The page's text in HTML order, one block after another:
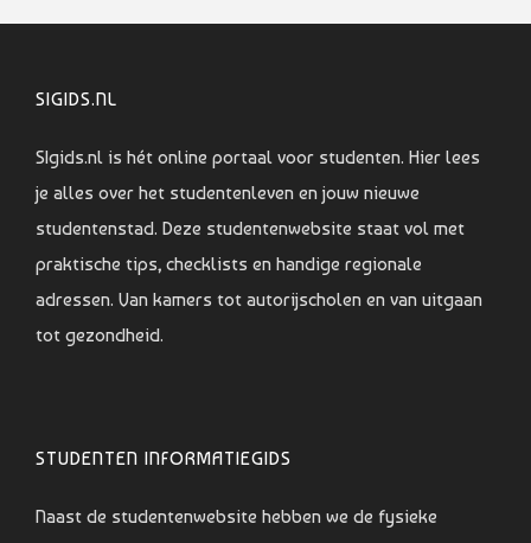
SIGIDS.NL
SIgids.nl is hét online portaal voor studenten. Hier lees
je alles over het studentenleven en jouw nieuwe
studentenstad. Deze studentenwebsite staat vol met
praktische tips, checklists en handige regionale
adressen. Van kamers tot autorijscholen en van uitgaan
tot gezondheid.
STUDENTEN INFORMATIEGIDS
Naast de studentenwebsite hebben we de fysieke